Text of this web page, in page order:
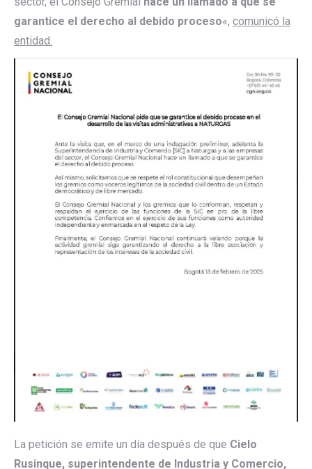
garantice el derecho al debido proceso«, comunicó la
entidad.
La petición se emite un día después de que Cielo
Rusinque, superintendente de Industria y Comercio,